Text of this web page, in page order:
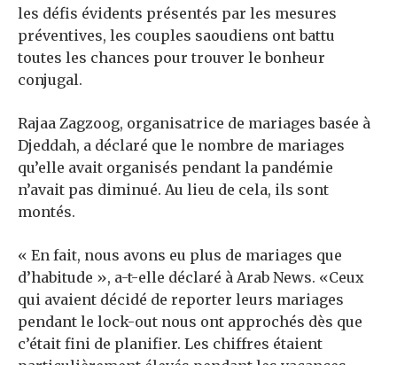
les défis évidents présentés par les mesures
préventives, les couples saoudiens ont battu
toutes les chances pour trouver le bonheur
conjugal.
Rajaa Zagzoog, organisatrice de mariages basée à
Djeddah, a déclaré que le nombre de mariages
qu’elle avait organisés pendant la pandémie
n’avait pas diminué. Au lieu de cela, ils sont
montés.
« En fait, nous avons eu plus de mariages que
d’habitude », a-t-elle déclaré à Arab News. «Ceux
qui avaient décidé de reporter leurs mariages
pendant le lock-out nous ont approchés dès que
c’était fini de planifier. Les chiffres étaient